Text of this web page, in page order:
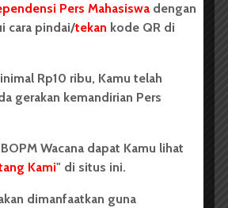
Sastra Indonesia
di Festival Literasi
2026
| Moda Gelap
waktu baca
Pers Mahasiswa dengan
cara pindai/tekan kode QR di
Rp10 ribu, Kamu telah
gerakan kemandirian Pers
Wacana dapat Kamu lihat
Kami" di situs ini.
dimanfaatkan guna